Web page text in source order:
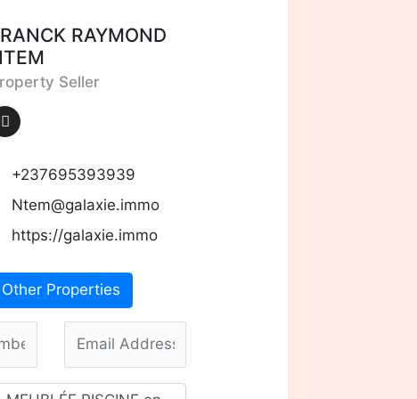
RAYMOND
Seller
+237695393939
Ntem@galaxie.immo
https://galaxie.immo
Other Properties